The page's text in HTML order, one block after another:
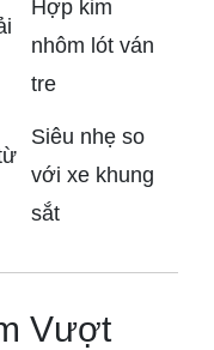
Hợp kim
nhôm lót ván
tre
Siêu nhẹ so
với xe khung
sắt
Vượt